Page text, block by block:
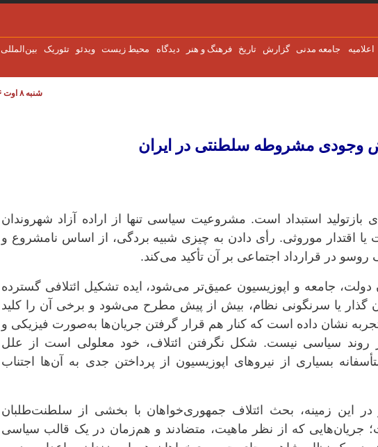
اعلاميه جامعه مدنی گزارش تاریخ فرهنگ و هنر دیدگاه محیط زیست ویدئو تئوریک بین‌المللی
شنبه ۸ اوت ۲۰۲۶
در ایران
وجودی مشروطه‌ سلطنتی در ایران
استبداد است. مشروعیت سیاسی تنها از اراده آزاد شهروندان
اقتدار موروثی. رأی دادن به چیزی شبیه بردگی، از اساس نامشروع و
در قرارداد اجتماعی بر آن تأکید می‌کند.
جامعه و اپوزیسیون عمیق‌تر می‌شود، ایده تشکیل ائتلافی گسترده
گذار یا سرنگونی نظام، بیش از پیش مطرح می‌شود و برخی آن را کلید
نشان داده است که کنار هم قرار گرفتن جریان‌ها به‌صورت فیزیکی و
روند سیاسی نیست. شکل نگرفتن ائتلاف، خود معلولی است از علل
بسیاری از نیروهای اپوزیسیون از پرداختن جدی به آن‌ها اجتناب
این زمینه، بحث ائتلاف جمهوری‌خواهان با بخشی از سلطنت‌طلبان
که از نظر ماهیت، متضادند و هم‌زمان در یک قالب سیاسی